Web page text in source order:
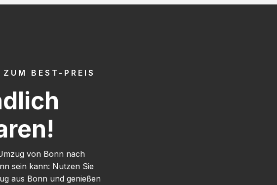
BEST-PREIS
von Bonn nach
sein kann: Nutzen Sie
aus Bonn und genießen